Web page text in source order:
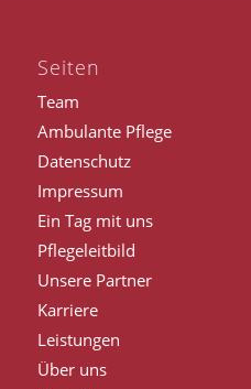
Seiten
Team
Ambulante Pflege
Datenschutz
Impressum
Ein Tag mit uns
Pflegeleitbild
Unsere Partner
Karriere
Leistungen
Über uns